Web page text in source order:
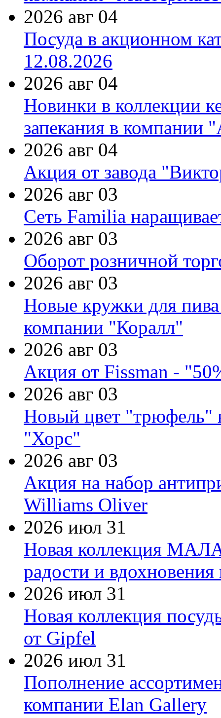
2026 авг 04
Посуда в акционном
12.08.2026
2026 авг 04
Новинки в коллекции
запекания в компании
2026 авг 04
Акция от завода
2026 авг 03
Сеть Familia
2026 авг 03
Оборот розничной
2026 авг 03
Новые кружки для
компании "Коралл"
2026 авг 03
Акция от Fissman -
2026 авг 03
Новый цвет "трюфель"
"Хорс"
2026 авг 03
Акция на набор
Williams Oliver
2026 июл 31
Новая коллекция
радости и
2026 июл 31
Новая коллекция
от Gipfel
2026 июл 31
Пополнение
компании Elan Gallery